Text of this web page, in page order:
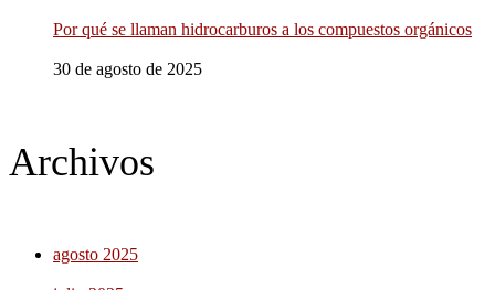
Por qué se llaman hidrocarburos a los compuestos orgánicos
30 de agosto de 2025
Archivos
agosto 2025